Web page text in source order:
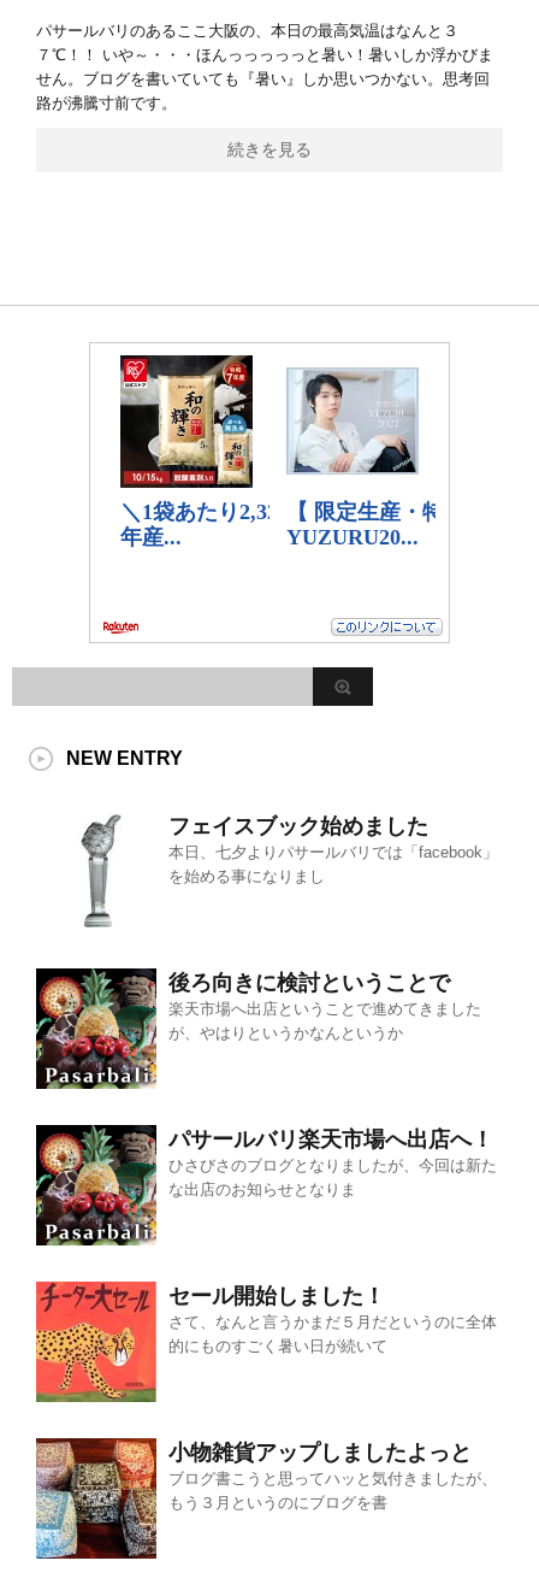
パサールバリのあるここ大阪の、本日の最高気温はなんと３
７℃！！ いや～・・・ほんっっっっっと暑い！暑いしか浮かびま
せん。ブログを書いていても『暑い』しか思いつかない。思考回
路が沸騰寸前です。
続きを見る
NEW ENTRY
フェイスブック始めました
本日、七夕よりパサールバリでは「facebook」
を始める事になりまし
後ろ向きに検討ということで
楽天市場へ出店ということで進めてきました
が、やはりというかなんというか
パサールバリ楽天市場へ出店へ！
ひさびさのブログとなりましたが、今回は新た
な出店のお知らせとなりま
セール開始しました！
さて、なんと言うかまだ５月だというのに全体
的にものすごく暑い日が続いて
小物雑貨アップしましたよっと
ブログ書こうと思ってハッと気付きましたが、
もう３月というのにブログを書